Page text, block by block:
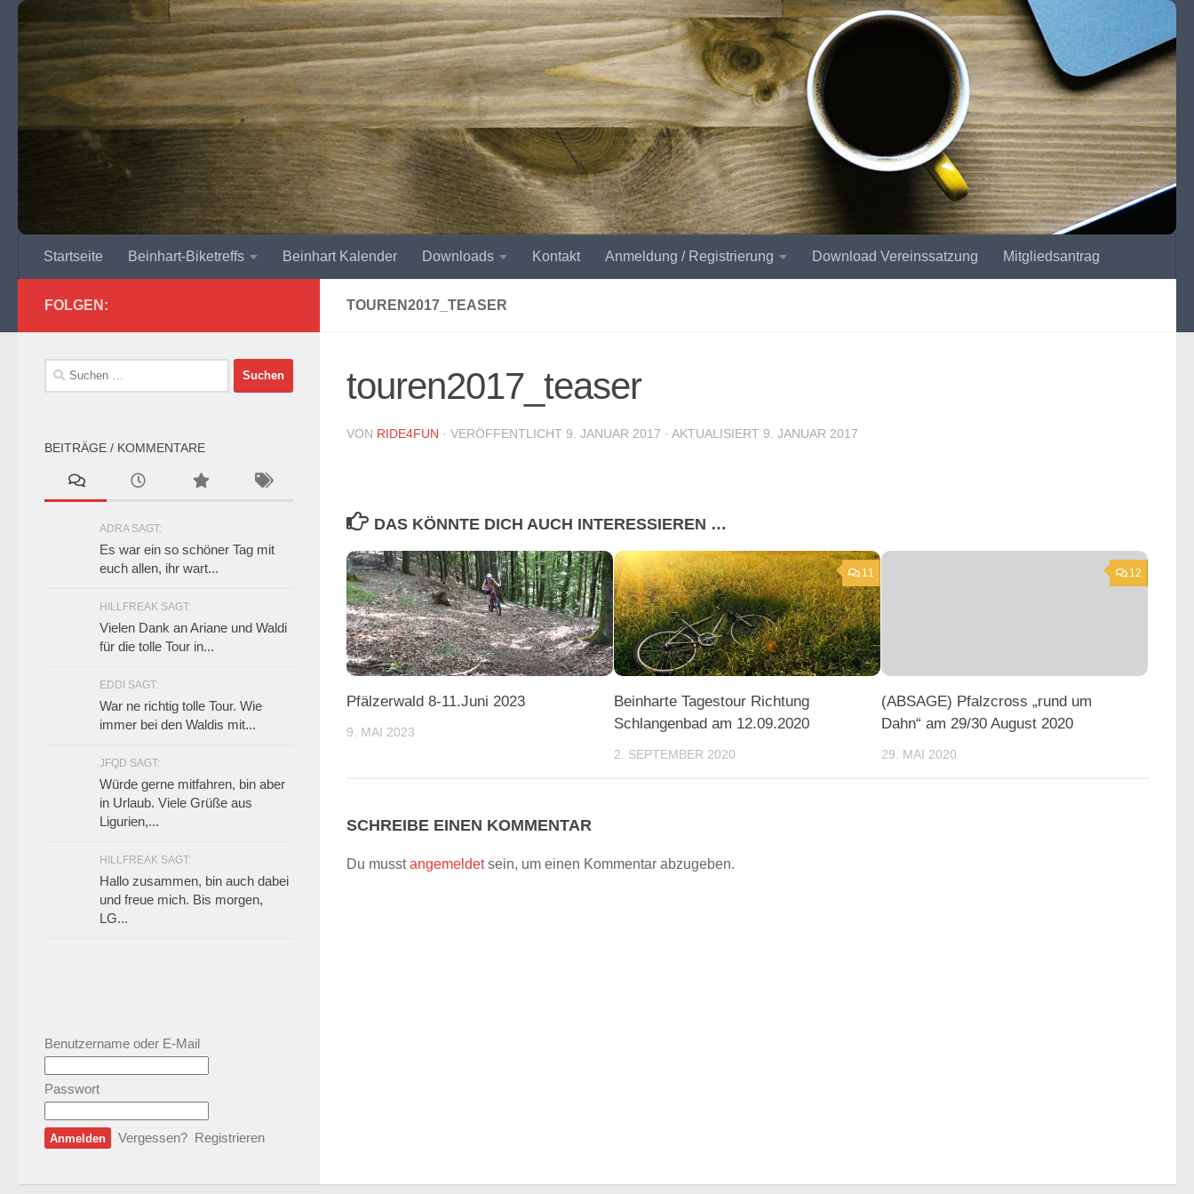
Zum Inhalt springen
Startseite Beinhart-Biketreffs Beinhart Kalender Downloads Kontakt Anmeldung / Registrierung Download Vereinssatzung Mitgliedsantrag
TOUREN2017_TEASER
touren2017_teaser
VON RIDE4FUN · VERÖFFENTLICHT 9. JANUAR 2017 · AKTUALISIERT 9. JANUAR 2017
DAS KÖNNTE DICH AUCH INTERESSIEREN …
Pfälzerwald 8-11.Juni 2023
9. MAI 2023
11
Beinharte Tagestour Richtung
Schlangenbad am 12.09.2020
2. SEPTEMBER 2020
12
(ABSAGE) Pfalzcross „rund um
Dahn“ am 29/30 August 2020
29. MAI 2020
SCHREIBE EINEN KOMMENTAR
Du musstangemeldetsein, um einen Kommentar abzugeben.
FOLGEN:
Suchen
nach:
BEITRÄGE / KOMMENTARE
ADRA SAGT:
Es war ein so schöner Tag mit
euch allen, ihr wart...
HILLFREAK SAGT:
Vielen Dank an Ariane und Waldi
für die tolle Tour in...
EDDI SAGT:
War ne richtig tolle Tour. Wie
immer bei den Waldis mit...
JFQD SAGT:
Würde gerne mitfahren, bin aber
in Urlaub. Viele Grüße aus
Ligurien,...
HILLFREAK SAGT:
Hallo zusammen, bin auch dabei
und freue mich. Bis morgen,
LG...
Benutzername oder E-Mail
Passwort
Vergessen? Registrieren